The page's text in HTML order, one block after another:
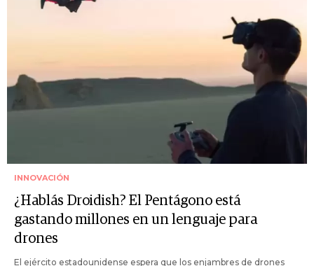
INNOVACIÓN
¿Hablás Droidish? El Pentágono está
gastando millones en un lenguaje para
drones
El ejército estadounidense espera que los enjambres de drones